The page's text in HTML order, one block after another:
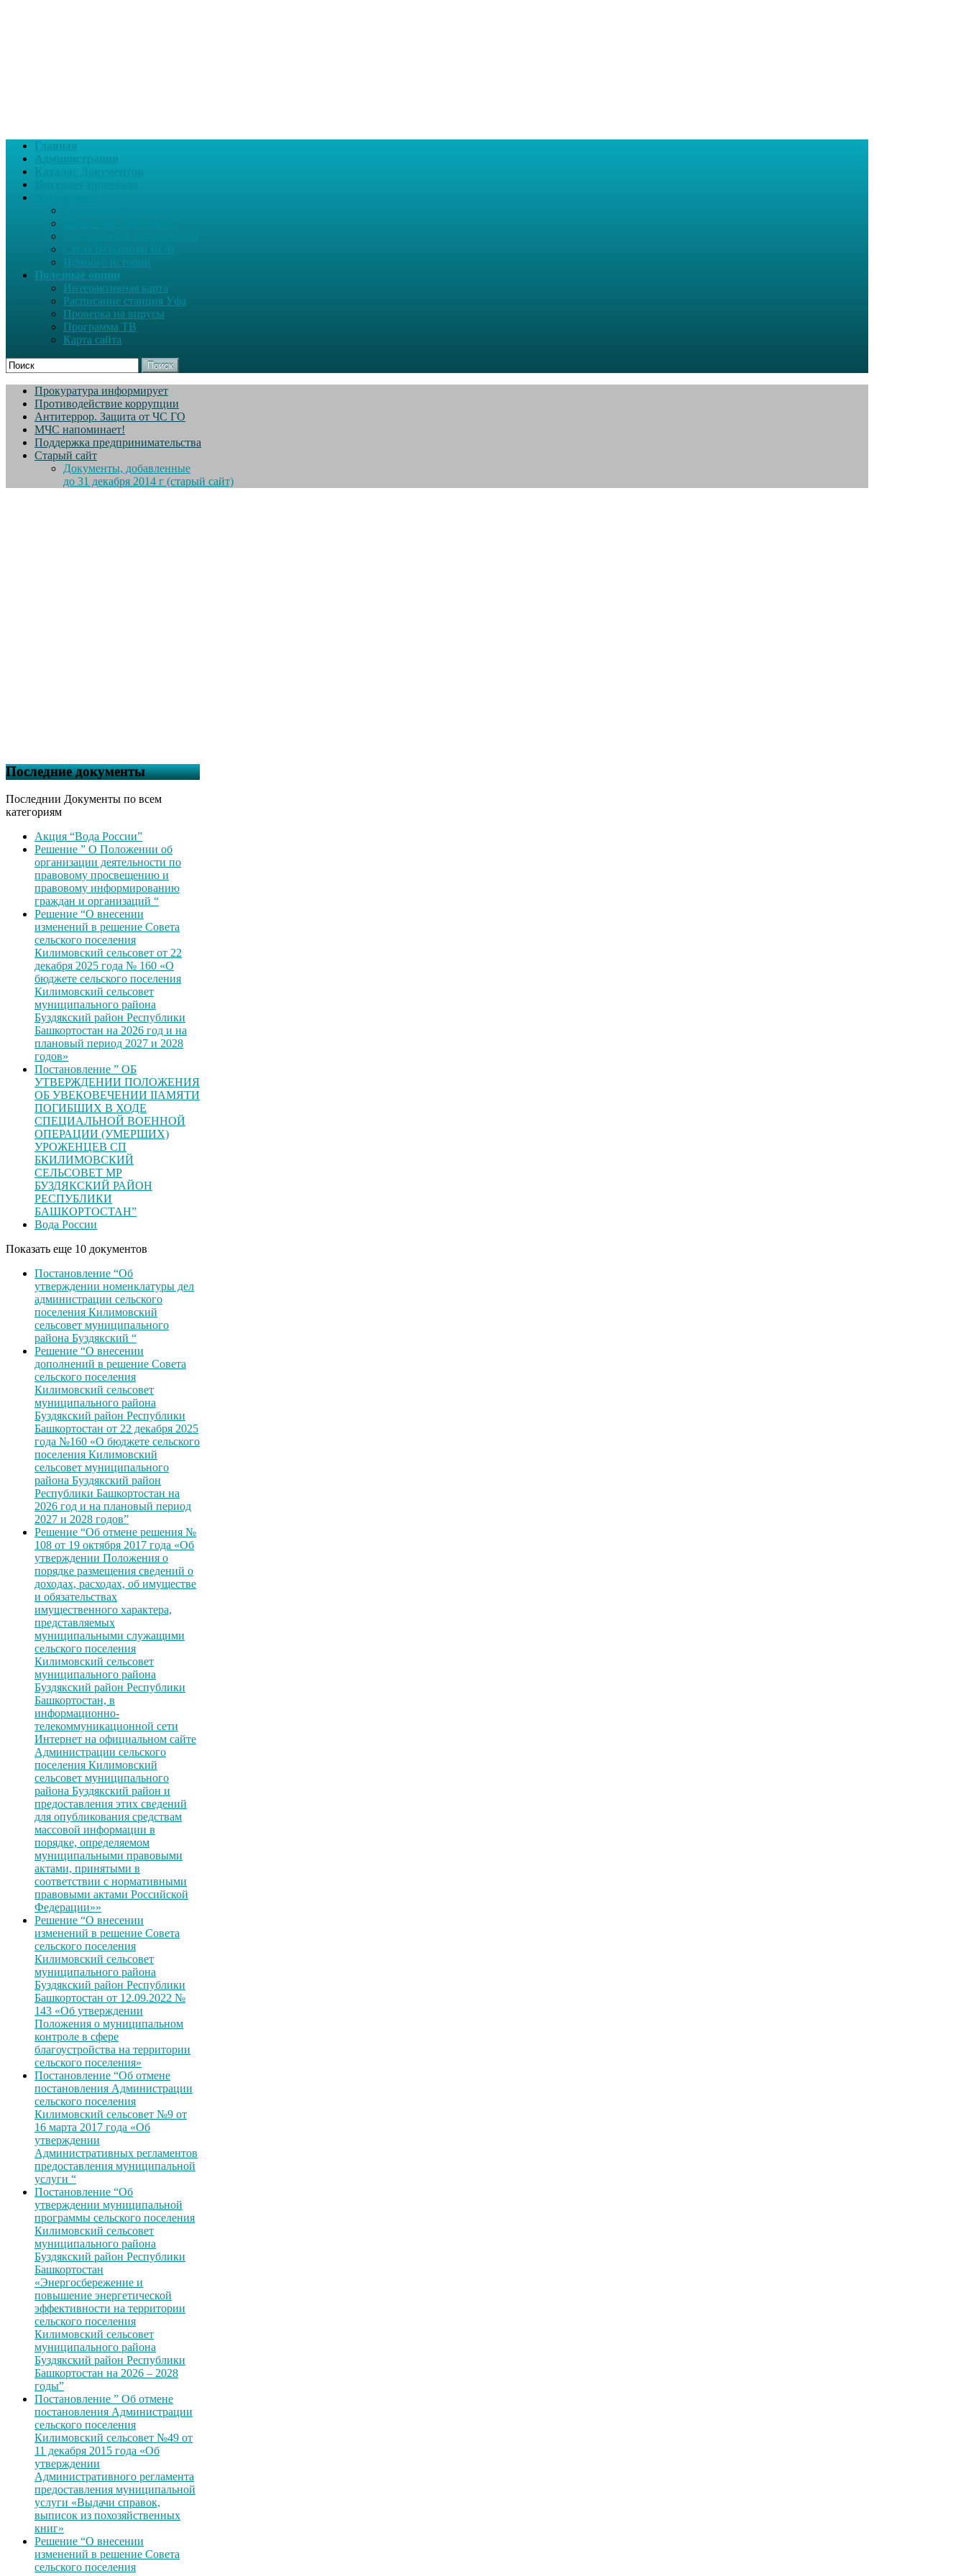
Главная
Администрация
Немного истории
Полезные опции
Интерактивная карта
Расписание станция Уфа
Проверка на вирусы
Программа ТВ
Карта сайта
Поиск
Прокуратура информирует
Противодействие коррупции
Антитеррор. Защита от ЧС ГО
МЧС напоминает!
Поддержка предпринимательства
Старый сайт
Документы, добавленные
до 31 декабря 2014 г (старый сайт)
Последние документы
Последнии Документы по всем
категориям
Акция “Вода России”
Решение ” О Положении об
организации деятельности по
правовому просвещению и
правовому информированию
граждан и организаций “
Решение “О внесении
изменений в решение Совета
сельского поселения
Килимовский сельсовет от 22
декабря 2025 года № 160 «О
бюджете сельского поселения
Килимовский сельсовет
муниципального района
Буздякский район Республики
Башкортостан на 2026 год и на
плановый период 2027 и 2028
годов»
Постановление ” ОБ
УТВЕРЖДЕНИИ ПОЛОЖЕНИЯ
ОБ УВЕКОВЕЧЕНИИ ІІАМЯТИ
ПОГИБШИХ В ХОДЕ
СПЕЦИАЛЬНОЙ ВОЕННОЙ
ОПЕРАЦИИ (УМЕРШИХ)
УРОЖЕНЦЕВ CП
БКИЛИМОВСКИЙ
СЕЛЬСОВЕТ МР
БУЗДЯКСКИЙ РАЙОН
РЕСПУБЛИКИ
БАШКОРТОСТАН”
Вода России
Показать еще 10 документов
Постановление “Об
утверждении номенклатуры дел
администрации сельского
поселения Килимовский
сельсовет муниципального
района Буздякский “
Решение “О внесении
дополнений в решение Совета
сельского поселения
Килимовский сельсовет
муниципального района
Буздякский район Республики
Башкортостан от 22 декабря 2025
года №160 «О бюджете сельского
поселения Килимовский
сельсовет муниципального
района Буздякский район
Республики Башкортостан на
2026 год и на плановый период
2027 и 2028 годов”
Решение “Об отмене решения №
108 от 19 октября 2017 года «Об
утверждении Положения о
порядке размещения сведений о
доходах, расходах, об имуществе
и обязательствах
имущественного характера,
представляемых
муниципальными служащими
сельского поселения
Килимовский сельсовет
муниципального района
Буздякский район Республики
Башкортостан, в
информационно-
телекоммуникационной сети
Интернет на официальном сайте
Администрации сельского
поселения Килимовский
сельсовет муниципального
района Буздякский район и
предоставления этих сведений
для опубликования средствам
массовой информации в
порядке, определяемом
муниципальными правовыми
актами, принятыми в
соответствии с нормативными
правовыми актами Российской
Федерации»»
Решение “О внесении
изменений в решение Совета
сельского поселения
Килимовский сельсовет
муниципального района
Буздякский район Республики
Башкортостан от 12.09.2022 №
143 «Об утверждении
Положения о муниципальном
контроле в сфере
благоустройства на территории
сельского поселения»
Постановление “Об отмене
постановления Администрации
сельского поселения
Килимовский сельсовет №9 от
16 марта 2017 года «Об
утверждении
Административных регламентов
предоставления муниципальной
услуги “
Постановление “Об
утверждении муниципальной
программы сельского поселения
Килимовский сельсовет
муниципального района
Буздякский район Республики
Башкортостан
«Энергосбережение и
повышение энергетической
эффективности на территории
сельского поселения
Килимовский сельсовет
муниципального района
Буздякский район Республики
Башкортостан на 2026 – 2028
годы”
Постановление ” Об отмене
постановления Администрации
сельского поселения
Килимовский сельсовет №49 от
11 декабря 2015 года «Об
утверждении
Административного регламента
предоставления муниципальной
услуги «Выдачи справок,
выписок из похозяйственных
книг»
Решение “О внесении
изменений в решение Совета
сельского поселения